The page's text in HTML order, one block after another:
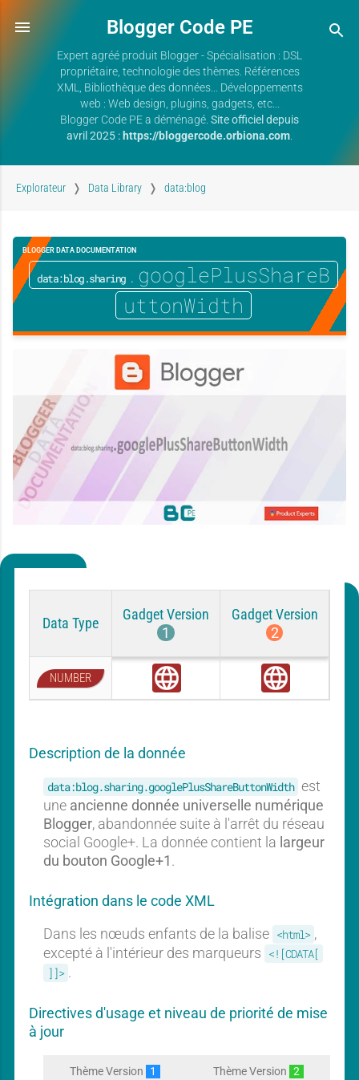
Blogger Code PE
Expert agréé produit Blogger - Spécialisation : DSL
propriétaire, technologie des thèmes. Références
XML, Bibliothèque des données... Développements
web : Web design, plugins, gadgets, etc...
Blogger Code PE a déménagé. Site officiel depuis
avril 2025 : https://bloggercode.orbiona.com.
Explorateur Data Library data:blog
data:blog.sharing.googlePlusShareB
uttonWidth
BLOGGER DATA DOCUMENTATION
Data Type
Gadget Version
1
Gadget Version
2
NUMBER
l
a
l
l
Description de la donnée
data:blog.sharing.googlePlusShareButtonWidth est
une ancienne donnée universelle numérique
Blogger, abandonnée suite à l'arrêt du réseau
social Google+. La donnée contient la largeur
du bouton Google+1.
Intégration dans le code XML
Dans les nœuds enfants de la balise <html> ,
excepté à l'intérieur des marqueurs <![CDATA[
]]> .
Directives d'usage et niveau de priorité de mise
à jour
Thème Version 1 Thème Version 2